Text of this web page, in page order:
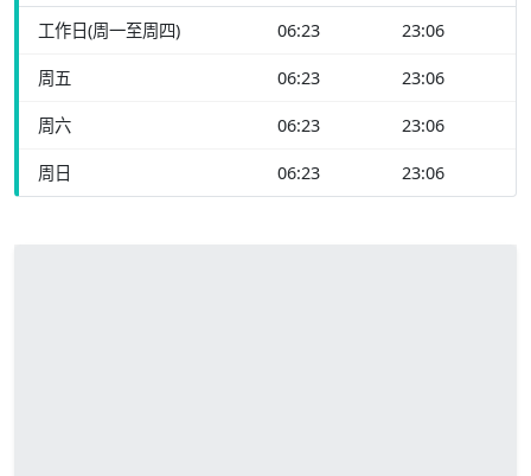
工作日(周一至周四) 06:23 23:06
周五 06:23 23:06
周六 06:23 23:06
周日 06:23 23:06